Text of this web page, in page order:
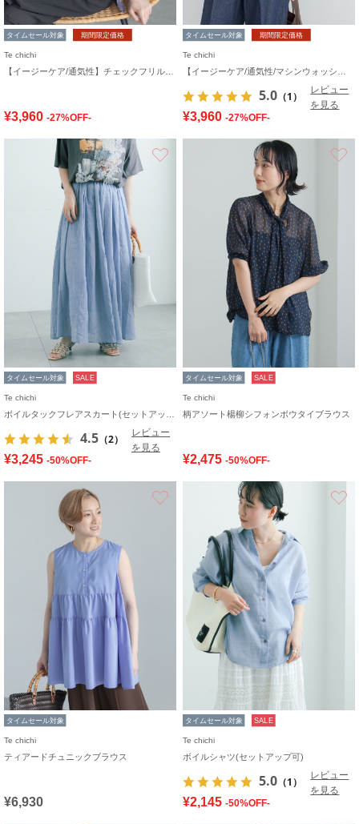
タイムセール対象 期間限定価格
Te chichi
¥3,960 -27%OFF-
タイムセール対象 期間限定価格
Te chichi
5.0 （1）
レビュー
を見る
¥3,960 -27%OFF-
タイムセール対象 SALE
Te chichi
4.5 （2）
レビュー
を見る
¥3,245 -50%OFF-
タイムセール対象 SALE
Te chichi
柄アソート楊柳シフォンボウタイブラウス
¥2,475 -50%OFF-
タイムセール対象
Te chichi
ティアードチュニックブラウス
¥6,930
タイムセール対象 SALE
Te chichi
ボイルシャツ(セットアップ可)
5.0 （1）
レビュー
を見る
¥2,145 -50%OFF-